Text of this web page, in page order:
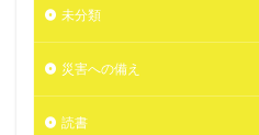
未分類
災害への備え
読書